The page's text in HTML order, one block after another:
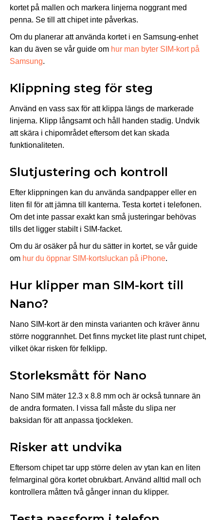
kortet på mallen och markera linjerna noggrant med
penna. Se till att chipet inte påverkas.
Om du planerar att använda kortet i en Samsung-enhet
kan du även se vår guide om hur man byter SIM-kort på
Samsung.
Klippning steg för steg
Använd en vass sax för att klippa längs de markerade
linjerna. Klipp långsamt och håll handen stadig. Undvik
att skära i chipområdet eftersom det kan skada
funktionaliteten.
Slutjustering och kontroll
Efter klippningen kan du använda sandpapper eller en
liten fil för att jämna till kanterna. Testa kortet i telefonen.
Om det inte passar exakt kan små justeringar behövas
tills det ligger stabilt i SIM-facket.
Om du är osäker på hur du sätter in kortet, se vår guide
om hur du öppnar SIM-kortsluckan på iPhone.
Hur klipper man SIM-kort till
Nano?
Nano SIM-kort är den minsta varianten och kräver ännu
större noggrannhet. Det finns mycket lite plast runt chipet,
vilket ökar risken för felklipp.
Storleksmått för Nano
Nano SIM mäter 12.3 x 8.8 mm och är också tunnare än
de andra formaten. I vissa fall måste du slipa ner
baksidan för att anpassa tjockleken.
Risker att undvika
Eftersom chipet tar upp större delen av ytan kan en liten
felmarginal göra kortet obrukbart. Använd alltid mall och
kontrollera måtten två gånger innan du klipper.